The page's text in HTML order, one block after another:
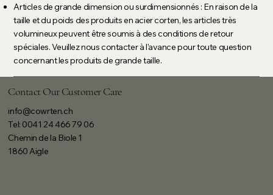
Articles de grande dimension ou surdimensionnés : En raison de la
taille et du poids des produits en acier corten, les articles très
volumineux peuvent être soumis à des conditions de retour
spéciales. Veuillez nous contacter à l'avance pour toute question
concernant les produits de grande taille.
Contact Our Customer Care
info@cowrten.ch
Tel: 0041 24 466 79 06
Chemin de la Biole 1
1860 Aigle